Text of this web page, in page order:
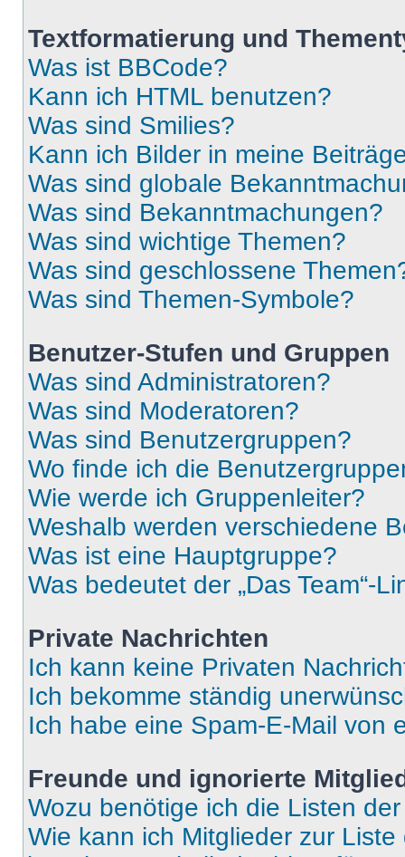
Textformatierung und
Was ist BBCode?
Kann ich HTML benutzen?
Was sind Smilies?
Kann ich Bilder in meine
Was sind globale
Was sind Bekanntmachungen?
Was sind wichtige Themen?
Was sind geschlossene
Was sind Themen-Symbole?
Benutzer-Stufen und Gruppen
Was sind Administratoren?
Was sind Moderatoren?
Was sind Benutzergruppen?
Wo finde ich die
Wie werde ich Gruppenleiter?
Weshalb werden verschiedene
Was ist eine Hauptgruppe?
Was bedeutet der „Das Team“-
Private Nachrichten
Ich kann keine Privaten
Ich bekomme ständig
Ich habe eine Spam-E-Mail von
Freunde und ignorierte
Wozu benötige ich die Listen
Wie kann ich Mitglieder zur